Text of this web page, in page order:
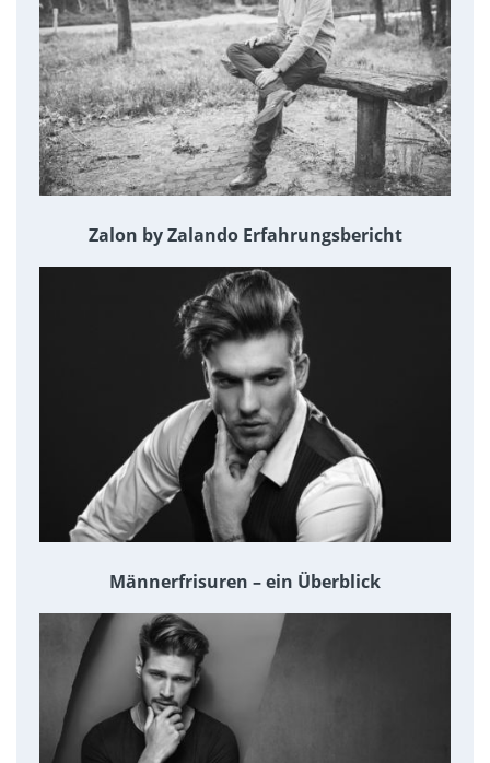
Zalon by Zalando Erfahrungsbericht
Männerfrisuren – ein Überblick